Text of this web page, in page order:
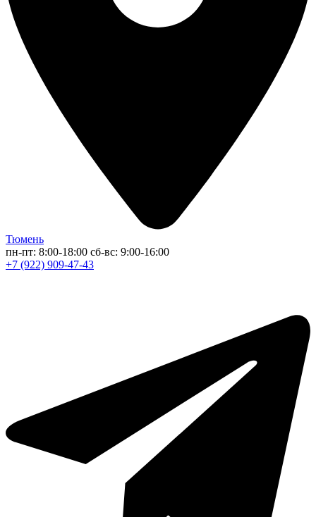
Тюмень
пн-пт: 8:00-18:00 сб-вс: 9:00-16:00
+7 (922) 909-47-43